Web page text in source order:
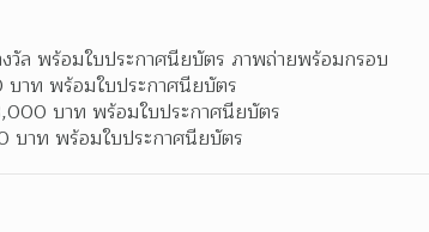
งวัล พร้อมใบประกาศนียบัตร ภาพถ่ายพร้อมกรอบ
บาท พร้อมใบประกาศนียบัตร
บาท พร้อมใบประกาศนียบัตร
บาท พร้อมใบประกาศนียบัตร